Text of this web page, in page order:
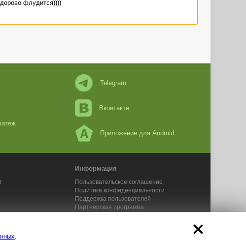
флудится))))
Telegram
Вконтакте
Приложение для Android
Информация
Пользовательское соглашение
Политика конфиденциальности
Поддержка пользователей
Партнерская программа